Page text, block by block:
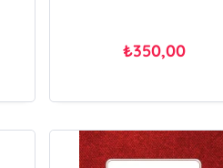
₺350,00